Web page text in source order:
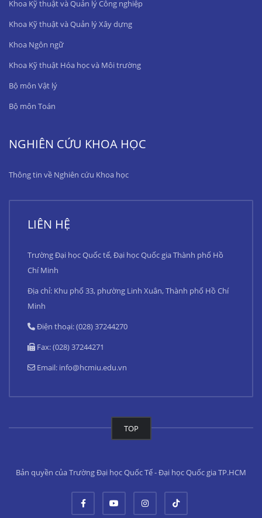
Khoa Kỹ thuật và Quản lý Công nghiệp
Khoa Kỹ thuật và Quản lý Xây dựng
Khoa Ngôn ngữ
Khoa Kỹ thuật Hóa học và Môi trường
Bộ môn Vật lý
Bộ môn Toán
NGHIÊN CỨU KHOA HỌC
Thông tin về Nghiên cứu Khoa học
LIÊN HỆ
Trường Đại học Quốc tế, Đại học Quốc gia Thành phố Hồ
Chí Minh
Địa chỉ: Khu phố 33, phường Linh Xuân, Thành phố Hồ Chí
Minh
Điện thoại: (028) 37244270
Fax: (028) 37244271
Email: info@hcmiu.edu.vn
TOP
Bản quyền của Trường Đại học Quốc Tế - Đại học Quốc gia TP.HCM